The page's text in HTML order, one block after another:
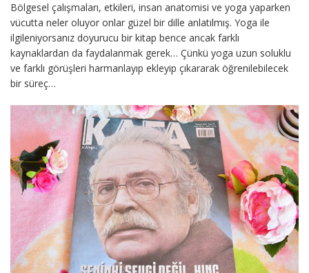
Bölgesel çalışmaları, etkileri, insan anatomisi ve yoga yaparken
vücutta neler oluyor onlar güzel bir dille anlatılmış. Yoga ile
ilgileniyorsanız doyurucu bir kitap bence ancak farklı
kaynaklardan da faydalanmak gerek… Çünkü yoga uzun soluklu
ve farklı görüşleri harmanlayıp ekleyip çıkararak öğrenilebilecek
bir süreç…